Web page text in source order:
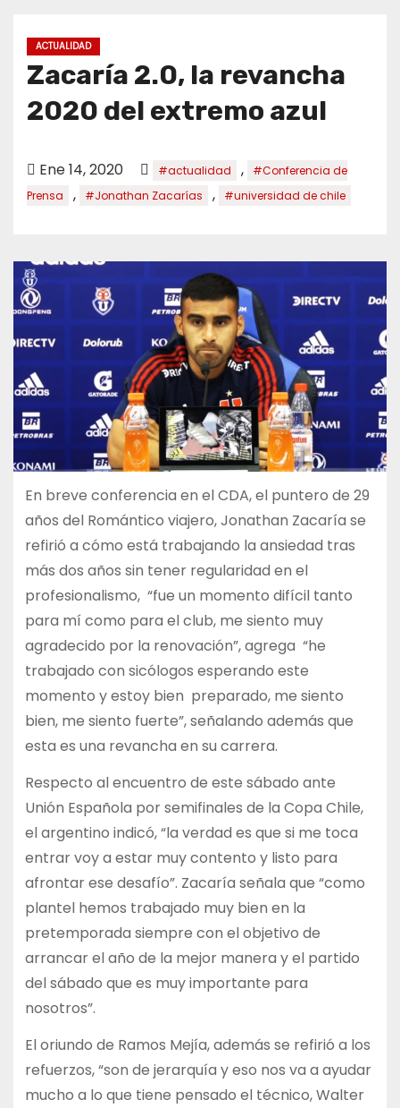
ACTUALIDAD
Zacaría 2.0, la revancha
2020 del extremo azul
Ene 14, 2020 #actualidad ,
#Conferencia de
Prensa
, #Jonathan Zacarías , #universidad de chile
En breve conferencia en el CDA, el puntero de 29
años del Romántico viajero, Jonathan Zacaría se
refirió a cómo está trabajando la ansiedad tras
más dos años sin tener regularidad en el
profesionalismo, “fue un momento difícil tanto
para mí como para el club, me siento muy
agradecido por la renovación”, agrega “he
trabajado con sicólogos esperando este
momento y estoy bien preparado, me siento
bien, me siento fuerte”, señalando además que
esta es una revancha en su carrera.
Respecto al encuentro de este sábado ante
Unión Española por semifinales de la Copa Chile,
el argentino indicó, “la verdad es que si me toca
entrar voy a estar muy contento y listo para
afrontar ese desafío”. Zacaría señala que “como
plantel hemos trabajado muy bien en la
pretemporada siempre con el objetivo de
arrancar el año de la mejor manera y el partido
del sábado que es muy importante para
nosotros”.
El oriundo de Ramos Mejía, además se refirió a los
refuerzos, “son de jerarquía y eso nos va a ayudar
mucho a lo que tiene pensado el técnico, Walter